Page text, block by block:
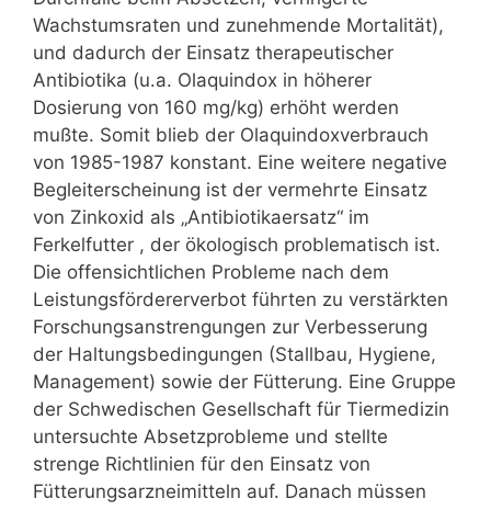
Wachstumsraten und zunehmende Mortalität),
und dadurch der Einsatz therapeutischer
Antibiotika (u.a. Olaquindox in höherer
Dosierung von 160 mg/kg) erhöht werden
mußte. Somit blieb der Olaquindoxverbrauch
von 1985-1987 konstant. Eine weitere negative
Begleiterscheinung ist der vermehrte Einsatz
von Zinkoxid als „Antibiotikaersatz“ im
Ferkelfutter , der ökologisch problematisch ist.
Die offensichtlichen Probleme nach dem
Leistungsfördererverbot führten zu verstärkten
Forschungsanstrengungen zur Verbesserung
der Haltungsbedingungen (Stallbau, Hygiene,
Management) sowie der Fütterung. Eine Gruppe
der Schwedischen Gesellschaft für Tiermedizin
untersuchte Absetzprobleme und stellte
strenge Richtlinien für den Einsatz von
Fütterungsarzneimitteln auf. Danach müssen